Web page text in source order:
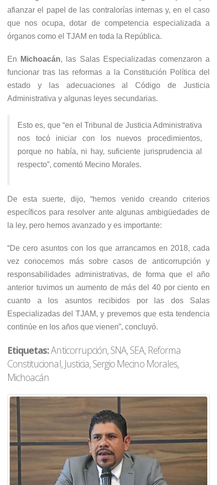
afianzar el papel de las contralorías internas y, en el caso
que nos ocupa, dotar de competencia especializada a
órganos como el TJAM en toda la República.
En Michoacán, las Salas Especializadas comenzaron a
funcionar tras las reformas a la Constitución Política del
estado y las adecuaciones al Código de Justicia
Administrativa y algunas leyes secundarias.
Esto es, que “en el Tribunal de Justicia Administrativa
nos tocó iniciar con los nuevos procedimientos,
porque no había, ni hay, suficiente jurisprudencia al
respecto”, comentó Mecino Morales.
De esta suerte, dijo, “hemos venido creando criterios
específicos para resolver ante algunas ambigüedades de
la ley, pero hemos avanzado y es importante:
“De cero asuntos con los que arrancamos en 2018, cada
vez conocemos más sobre casos de anticorrupción y
responsabilidades administrativas, de forma que el año
anterior tuvimos un aumento de más del 40 por ciento en
cuanto a los asuntos recibidos por las dos Salas
Especializadas del TJAM, y prevemos que esta tendencia
continúe en los años que vienen”, concluyó.
Etiquetas:Anticorrupción, SNA, SEA, Reforma
Constitucional, Justicia, Sergio Mecino Morales,
Michoacán